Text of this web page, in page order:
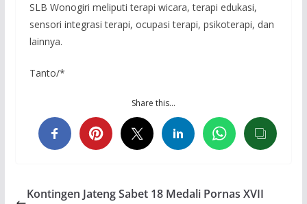
SLB Wonogiri meliputi terapi wicara, terapi edukasi,
sensori integrasi terapi, ocupasi terapi, psikoterapi, dan
lainnya.
Tanto/*
Share this…
Kontingen Jateng Sabet 18 Medali Pornas XVII